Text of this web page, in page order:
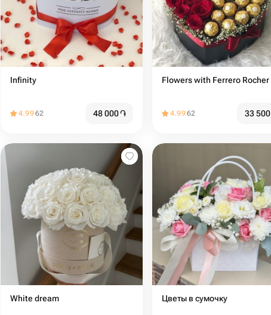
Infinity
4.9962 48 000֏
Flowers with Ferrero Rocher
4.9962 33 500
White dream Цветы в сумочку